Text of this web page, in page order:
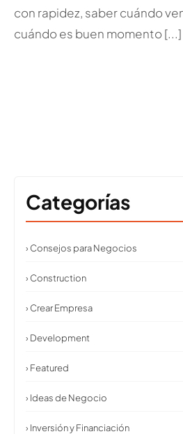
con rapidez, saber cuándo
cuándo es buen momento [...]
Categorías
› Consejos para Negocios
› Construction
› Crear Empresa
› Development
› Featured
› Ideas de Negocio
› Inversión y Financiación